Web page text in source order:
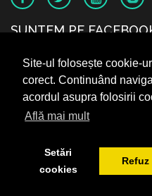
Site-ul folosește cookie-
corect. Continuând
acordul asupra folosirii
Află mai mult
Setări
cookies
Refuz
SUNTEM PE